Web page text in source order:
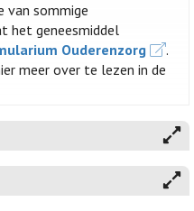
sommige
het geneesmiddel
Ouderenzorg
.
meer over te lezen in de